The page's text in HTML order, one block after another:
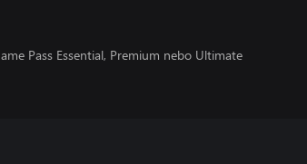
Pass Essential, Premium nebo Ultimate